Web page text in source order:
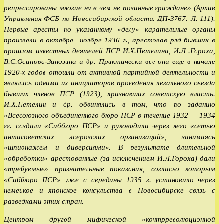
репрессированы многие ни в чем не повинные граждане» (Архив
Управления ФСБ по Новосибирской области. ДП-3767. Л. 111).
Первые аресты по указанному «делу» карательные органы
произвели в октябре—ноябре 1936 г., арестовав ряд бывших в
прошлом известных деятелей ПСР И.Х.Петелина, И.Л .Гороха,
В.С.Осипова-Занозина и др. Практически все они еще в начале
1920-х годов отошли от активной партийной деятельности и
являлись одними из инициаторов проведения легального съезда
бывших членов ПСР (1923), признавших советскую власть.
И.Х.Петелин и др. обвинялись в том, что по заданию
«Всесоюзного объединенного бюро ПСР в течение 1932 — 1934
гг. создали «Сиббюро ПСР» и руководили через него «сетью
антисоветских эсеровских организаций», занимаясь
«шпионажем и диверсиями». В результате длительной
«обработки» арестованные (за исключением И.Л.Гороха) дали
«требуемые» признательные показания, согласно которым
«Сиббюро ПСР» уже с середины 1935 г. установило через
немецкое и японское консульства в Новосибирске связь с
разведками этих стран.
Центром другой мифической «контрреволюционной